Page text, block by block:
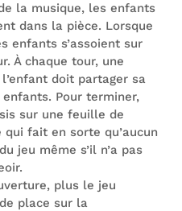
la musique, les enfants
dans la pièce. Lorsque
enfants s’assoient sur
À chaque tour, une
doit partager sa
Pour terminer,
sur une feuille de
fait en sorte qu’aucun
jeu même s’il n’a pas
plus le jeu
place sur la